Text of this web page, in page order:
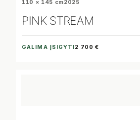
110 × 145 cm2025
PINK STREAM
GALIMA ĮSIGYTI2 700 €